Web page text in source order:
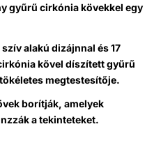
gyűrű cirkónia kövekkel egy
alakú dizájnnal és 17
kővel díszített gyűrű
megtestesítője.
borítják, amelyek
a tekinteteket.